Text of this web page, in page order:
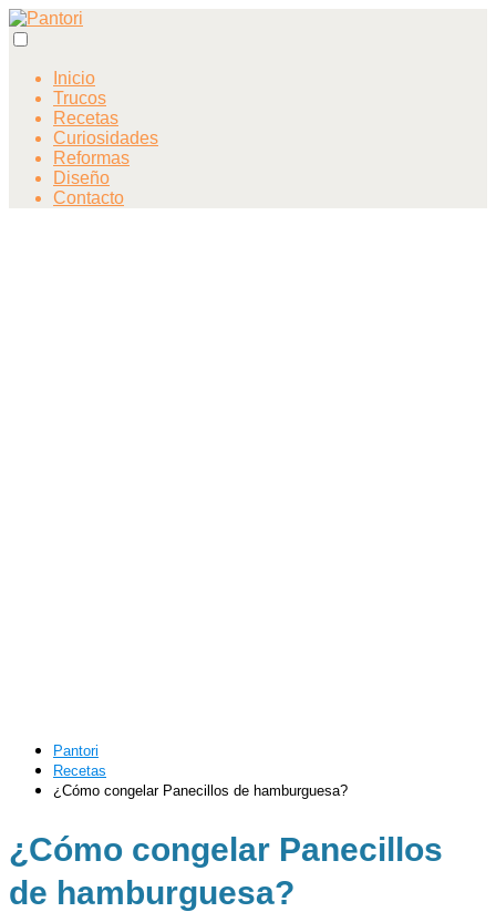
Inicio
Trucos
Recetas
Curiosidades
Reformas
Diseño
Contacto
Pantori
Recetas
¿Cómo congelar Panecillos de hamburguesa?
¿Cómo congelar Panecillos
de hamburguesa?